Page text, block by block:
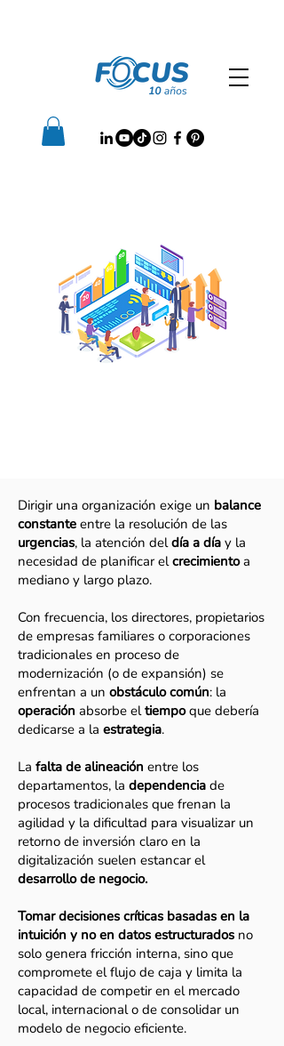
Dirigir una organización exige un balance
constante entre la resolución de las
urgencias, la atención deldía a día y la
necesidad de planificar elcrecimientoa
mediano y largo plazo.
Con frecuencia, los directores, propietarios
de empresas familiares o corporaciones
tradicionales en proceso de
modernización (o de expansión) se
enfrentan a un obstáculo común: la
operación absorbe eltiempoque debería
dedicarse a la estrategia.
La falta de alineación entre los
departamentos, la dependencia de
procesos tradicionales que frenan la
agilidad y la dificultad para visualizar un
retorno de inversión claro en la
digitalización suelen estancar el
desarrollo de negocio.
Tomar decisiones críticas basadas en la
intuición y no en datos estructurados no
solo genera fricción interna, sino que
compromete el flujo de caja y limita la
capacidad de competir en el mercado
local, internacional o de consolidar un
modelo de negocio eficiente.